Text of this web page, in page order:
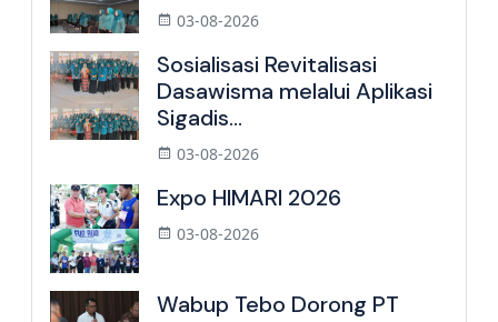
03-08-2026
Sosialisasi Revitalisasi
Dasawisma melalui Aplikasi
Sigadis...
03-08-2026
Expo HIMARI 2026
03-08-2026
Wabup Tebo Dorong PT